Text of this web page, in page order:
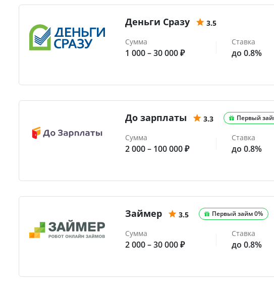
Деньги Сразу
3.5
Сумма
1 000 – 30 000 ₽
Ставка
до 0.8%
До зарплаты 3.3 Первый
Сумма
2 000 – 100 000 ₽
Ставка
до 0.8%
Займер 3.5 Первый займ 0%
Сумма
2 000 – 30 000 ₽
Ставка
до 0.8%